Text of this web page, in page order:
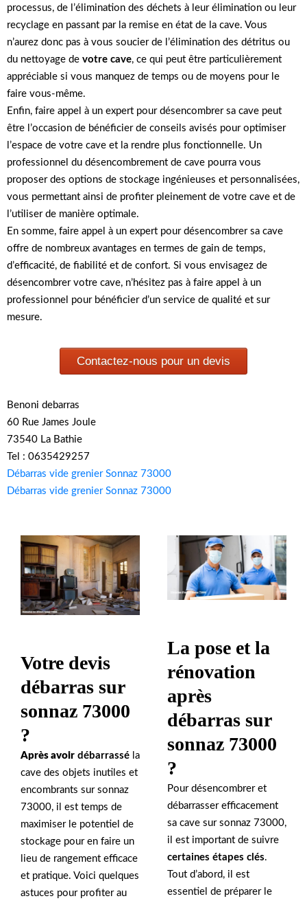
processus, de l’élimination des déchets à leur élimination ou leur
recyclage en passant par la remise en état de la cave. Vous
n’aurez donc pas à vous soucier de l’élimination des détritus ou
du nettoyage de votre cave, ce qui peut être particulièrement
appréciable si vous manquez de temps ou de moyens pour le
faire vous-même.
Enfin, faire appel à un expert pour désencombrer sa cave peut
être l’occasion de bénéficier de conseils avisés pour optimiser
l’espace de votre cave et la rendre plus fonctionnelle. Un
professionnel du désencombrement de cave pourra vous
proposer des options de stockage ingénieuses et personnalisées,
vous permettant ainsi de profiter pleinement de votre cave et de
l’utiliser de manière optimale.
En somme, faire appel à un expert pour désencombrer sa cave
offre de nombreux avantages en termes de gain de temps,
d’efficacité, de fiabilité et de confort. Si vous envisagez de
désencombrer votre cave, n’hésitez pas à faire appel à un
professionnel pour bénéficier d’un service de qualité et sur
mesure.
Contactez-nous pour un devis
Benoni debarras
60 Rue James Joule
73540 La Bathie
Tel : 0635429257
Débarras vide grenier Sonnaz 73000
Débarras vide grenier Sonnaz 73000
Votre devis
débarras sur
sonnaz 73000
?
Après avoir débarrassé la
cave des objets inutiles et
encombrants sur sonnaz
73000, il est temps de
maximiser le potentiel de
stockage pour en faire un
lieu de rangement efficace
et pratique. Voici quelques
astuces pour profiter au
La pose et la
rénovation
après
débarras sur
sonnaz 73000
?
Pour désencombrer et
débarrasser efficacement
sa cave sur sonnaz 73000,
il est important de suivre
certaines étapes clés.
Tout d’abord, il est
essentiel de préparer le